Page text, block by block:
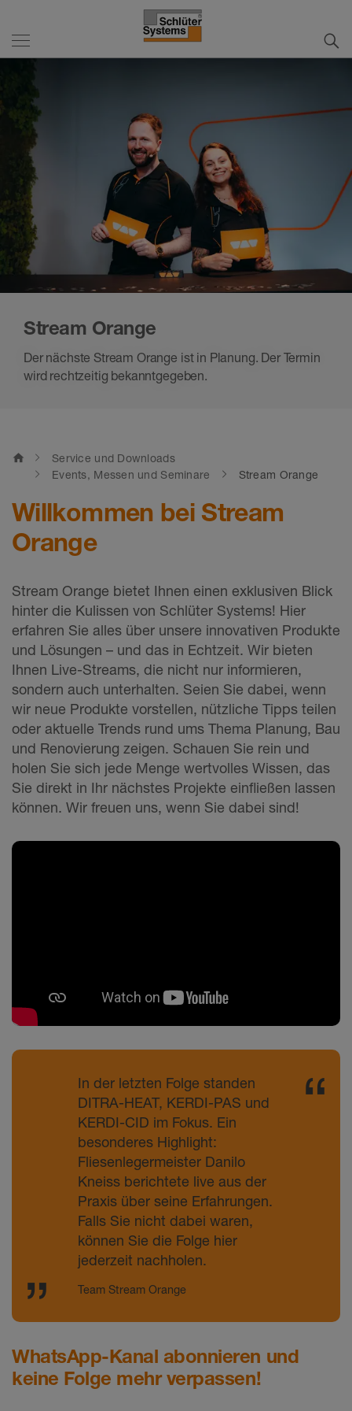
Stream Orange
Der nächste Stream Orange ist in Planung. Der Termin
wird rechtzeitig bekanntgegeben.
home
Service und Downloads
Events, Messen und Seminare
Stream Orange
Willkommen bei Stream
Orange
Stream Orange bietet Ihnen einen exklusiven Blick
hinter die Kulissen von Schlüter Systems! Hier
erfahren Sie alles über unsere innovativen Produkte
und Lösungen – und das in Echtzeit. Wir bieten
Ihnen Live-Streams, die nicht nur informieren,
sondern auch unterhalten. Seien Sie dabei, wenn
wir neue Produkte vorstellen, nützliche Tipps teilen
oder aktuelle Trends rund ums Thema Planung, Bau
und Renovierung zeigen. Schauen Sie rein und
holen Sie sich jede Menge wertvolles Wissen, das
Sie direkt in Ihr nächstes Projekte einfließen lassen
können. Wir freuen uns, wenn Sie dabei sind!
In der letzten Folge standen
DITRA-HEAT, KERDI-PAS und
KERDI-CID im Fokus. Ein
besonderes Highlight:
Fliesenlegermeister Danilo
Kneiss berichtete live aus der
Praxis über seine Erfahrungen.
Falls Sie nicht dabei waren,
können Sie die Folge hier
jederzeit nachholen.
Team Stream Orange
WhatsApp-Kanal abonnieren und
keine Folge mehr verpassen!